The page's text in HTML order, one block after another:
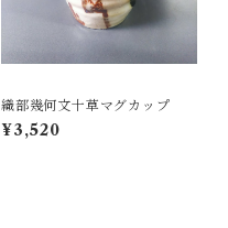
織部幾何文十草マグカップ
¥3,520